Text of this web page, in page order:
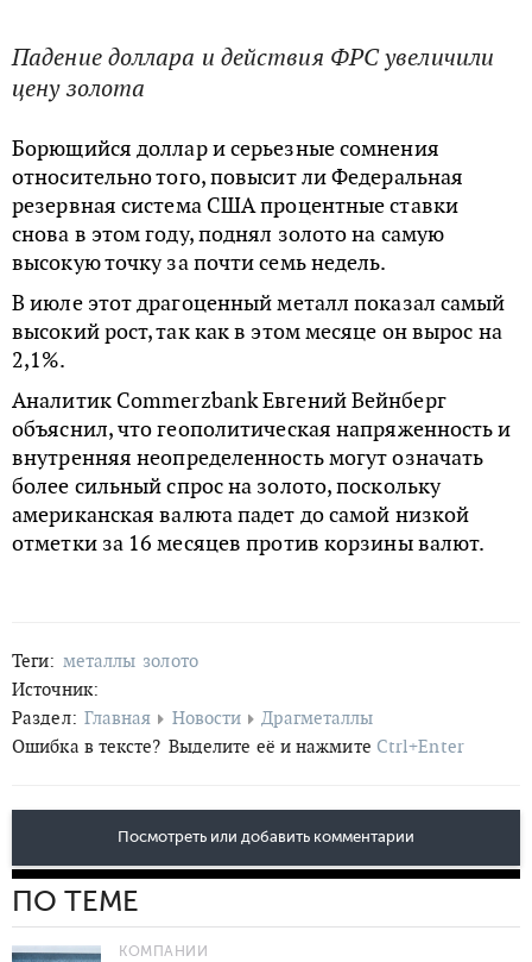
Падение доллара и действия ФРС увеличили
цену золота
Борющийся доллар и серьезные сомнения
относительно того, повысит ли Федеральная
резервная система США процентные ставки
снова в этом году, поднял золото на самую
высокую точку за почти семь недель.
В июле этот драгоценный металл показал самый
высокий рост, так как в этом месяце он вырос на
2,1%.
Аналитик Commerzbank Евгений Вейнберг
объяснил, что геополитическая напряженность и
внутренняя неопределенность могут означать
более сильный спрос на золото, поскольку
американская валюта падет до самой низкой
отметки за 16 месяцев против корзины валют.
Теги: металлы золото
Источник:
Раздел: Главная Новости
Драгметаллы
Ошибка в тексте? Выделите её и нажмите Ctrl+Enter
Посмотреть или добавить комментарии
ПО ТЕМЕ
КОМПАНИИ